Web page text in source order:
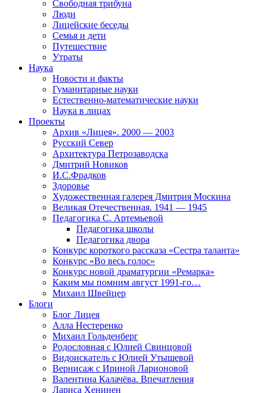
Свободная трибуна
Люди
Лицейские беседы
Семья и дети
Путешествие
Утраты
Наука
Новости и факты
Гуманитарные науки
Естественно-математические науки
Наука в лицах
Проекты
Архив «Лицея». 2000 — 2003
Русский Север
Архитектура Петрозаводска
Дмитрий Новиков
И.С.Фрадков
Здоровье
Художественная галерея Дмитрия Москина
Великая Отечественная. 1941 — 1945
Педагогика С. Артемьевой
Педагогика школы
Педагогика двора
Конкурс короткого рассказа «Сестра таланта»
Конкурс «Во весь голос»
Конкурс новой драматургии «Ремарка»
Каким мы помним август 1991-го…
Михаил Швейцер
Блоги
Блог Лицея
Алла Нестеренко
Михаил Гольденберг
Родословная с Юлией Свинцовой
Видоискатель с Юлией Утышевой
Вернисаж с Ириной Ларионовой
Валентина Калачёва. Впечатления
Лариса Хенинен